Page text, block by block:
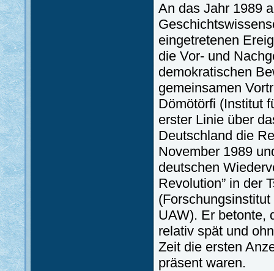
An das Jahr 1989
eingetretenen
die Vor- und
demokratischen
gemeinsamen
Dömötörfi (Institut
erster Linie über
Deutschland die
November 1989
deutschen
Revolution” in der
UAW). Er betonte,
relativ spät und
Zeit die ersten
präsent waren.